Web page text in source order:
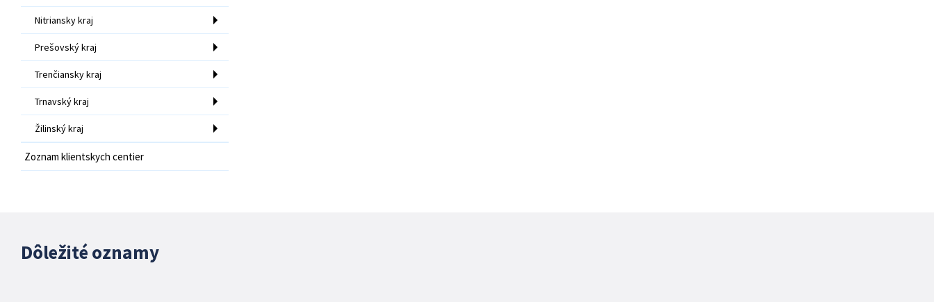
Nitriansky kraj
Prešovský kraj
Trenčiansky kraj
Trnavský kraj
Žilinský kraj
Zoznam klientskych centier
Dôležité oznamy